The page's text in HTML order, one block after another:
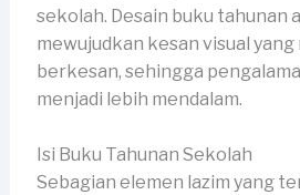
sekolah. Desain buku tahunan
mewujudkan kesan visual yang
berkesan, sehingga
menjadi lebih mendalam.
Isi Buku Tahunan Sekolah
Sebagian elemen lazim yang